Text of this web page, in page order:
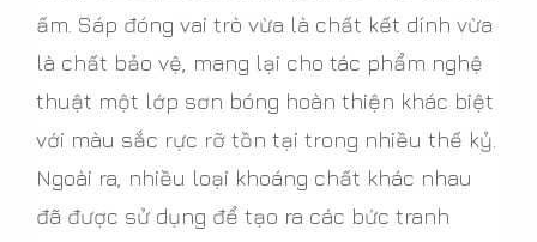
ấm. Sáp đóng vai trò vừa là chất kết dính vừa
là chất bảo vệ, mang lại cho tác phẩm nghệ
thuật một lớp sơn bóng hoàn thiện khác biệt
với màu sắc rực rỡ tồn tại trong nhiều thế kỷ.
Ngoài ra, nhiều loại khoáng chất khác nhau
đã được sử dụng để tạo ra các bức tranh